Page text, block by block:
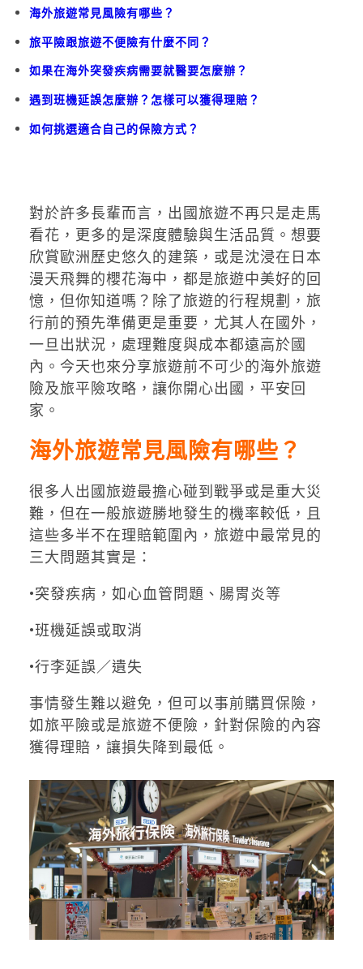
海外旅遊常見風險有哪些？
旅平險跟旅遊不便險有什麼不同？
如果在海外突發疾病需要就醫要怎麼辦？
遇到班機延誤怎麼辦？怎樣可以獲得理賠？
如何挑選適合自己的保險方式？
對於許多長輩而言，出國旅遊不再只是走馬
看花，更多的是深度體驗與生活品質。想要
欣賞歐洲歷史悠久的建築，或是沈浸在日本
漫天飛舞的櫻花海中，都是旅遊中美好的回
憶，但你知道嗎？除了旅遊的行程規劃，旅
行前的預先準備更是重要，尤其人在國外，
一旦出狀況，處理難度與成本都遠高於國
內。今天也來分享旅遊前不可少的海外旅遊
險及旅平險攻略，讓你開心出國，平安回
家。
海外旅遊常見風險有哪些？
很多人出國旅遊最擔心碰到戰爭或是重大災
難，但在一般旅遊勝地發生的機率較低，且
這些多半不在理賠範圍內，旅遊中最常見的
三大問題其實是：
•突發疾病，如心血管問題、腸胃炎等
•班機延誤或取消
•行李延誤／遺失
事情發生難以避免，但可以事前購買保險，
如旅平險或是旅遊不便險，針對保險的內容
獲得理賠，讓損失降到最低。